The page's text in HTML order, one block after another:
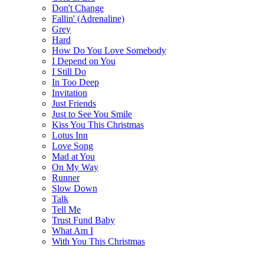
Don't Change
Fallin' (Adrenaline)
Grey
Hard
How Do You Love Somebody
I Depend on You
I Still Do
In Too Deep
Invitation
Just Friends
Just to See You Smile
Kiss You This Christmas
Lotus Inn
Love Song
Mad at You
On My Way
Runner
Slow Down
Talk
Tell Me
Trust Fund Baby
What Am I
With You This Christmas